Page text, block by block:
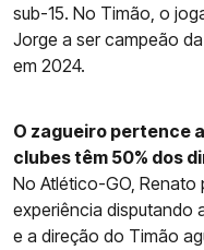
sub-15. No Timão, o
Jorge a ser campeão
em 2024.
O zagueiro pertence
clubes têm 50% dos
No Atlético-GO, Renato
experiência disputando
e a direção do Timão